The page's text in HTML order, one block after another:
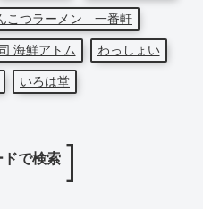
こつラーメン 一番軒
海鮮アトム
わっしょい
いろは堂
で検索